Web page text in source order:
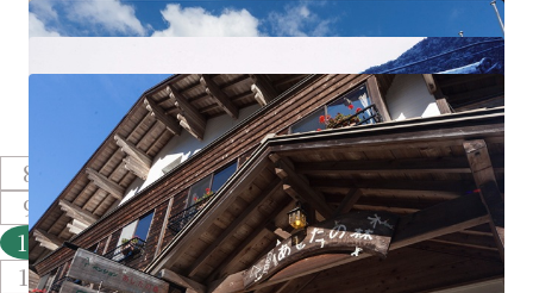
白濱(浜)溫泉 可卡濃依海灣飯店
明日之森旅館
8
9
10
11